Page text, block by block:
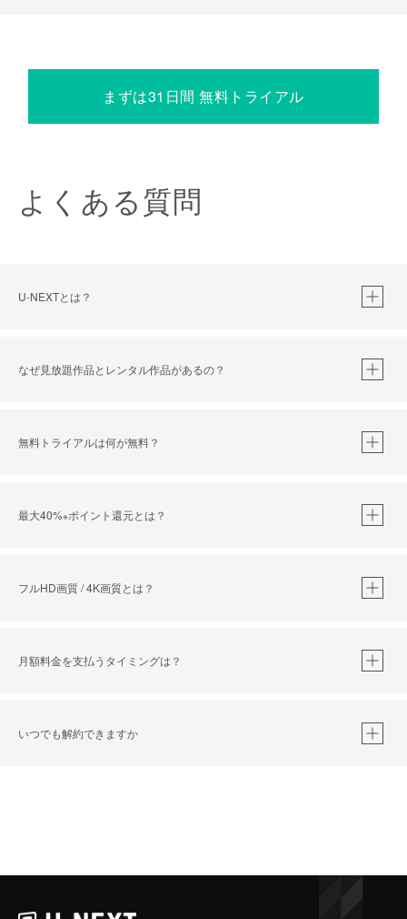
まずは31日間 無料トライアル
よくある質問
U-NEXTとは？
なぜ見放題作品とレンタル作品があるの？
無料トライアルは何が無料？
最大40%※ポイント還元とは？
※40％ポイント還元の対象は、クレジットカード決済による作品の購入 / レンタルです。
iOSアプリのUコイン決済による作品の購入 / レンタルは、20％のポイント還元です。
フルHD画質 / 4K画質とは？
月額料金を支払うタイミングは？
いつでも解約できますか